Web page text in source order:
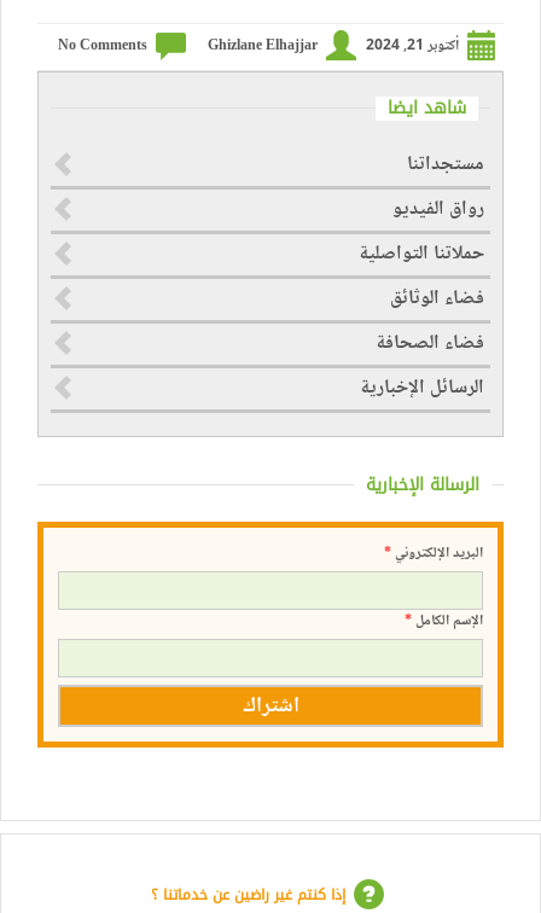
أكتوبر 21, 2024 Ghizlane Elhajjar
No Comments
شاهد ايضا
مستجداتنا
رواق الفيديو
حملاتنا التواصلية
فضاء الوثائق
فضاء الصحافة
الرسائل الإخبارية
الرسالة الإخبارية
البريد الإلكتروني*
الإسم الكامل*
إذا كنتم غير راضين عن خدماتنا ؟